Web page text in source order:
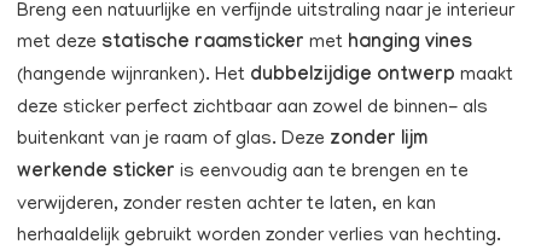
Breng een natuurlijke en verfijnde uitstraling naar je interieur
met deze statische raamsticker met hanging vines
(hangende wijnranken). Het dubbelzijdige ontwerp maakt
deze sticker perfect zichtbaar aan zowel de binnen- als
buitenkant van je raam of glas. Deze zonder lijm
werkende sticker is eenvoudig aan te brengen en te
verwijderen, zonder resten achter te laten, en kan
herhaaldelijk gebruikt worden zonder verlies van hechting.